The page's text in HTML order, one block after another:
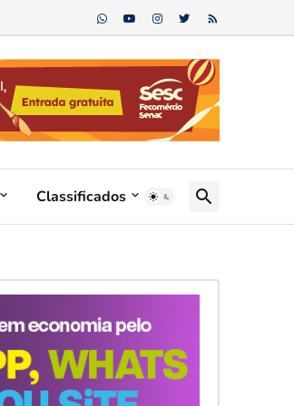
Classificados